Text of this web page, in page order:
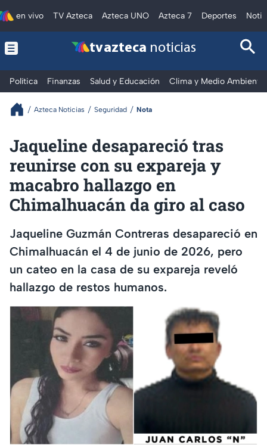
en vivo TV Azteca Azteca UNO Azteca 7 Deportes
tv azteca noticias
Política Finanzas Salud y Educación Clima y Medio Ambiente
Azteca Noticias Seguridad Nota
Jaqueline desapareció tras
reunirse con su expareja y
macabro hallazgo en
Chimalhuacán da giro al caso
Jaqueline Guzmán Contreras desapareció en
Chimalhuacán el 4 de junio de 2026, pero
un cateo en la casa de su expareja reveló
hallazgo de restos humanos.